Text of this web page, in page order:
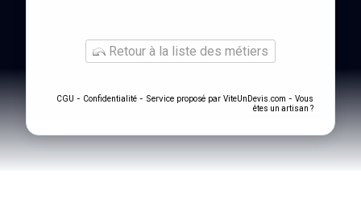
Retour à la liste des métiers
CGU - Confidentialité - Service proposé par ViteUnDevis.com - Vous
êtes un artisan ?